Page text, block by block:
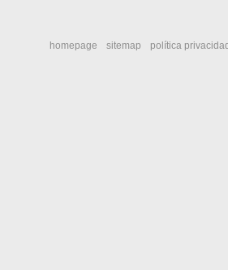
homepage sitemap política